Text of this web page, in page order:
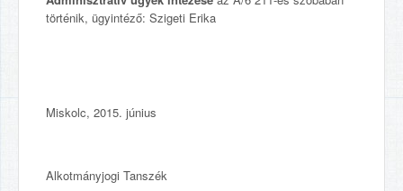
történik, ügyintéző: Szigeti Erika
Miskolc, 2015. június
Alkotmányjogi Tanszék